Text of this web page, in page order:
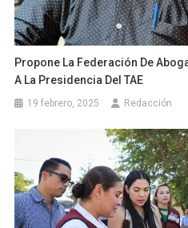
Propone La Federación De
A La Presidencia Del TAE
19 febrero, 2025 Redacción